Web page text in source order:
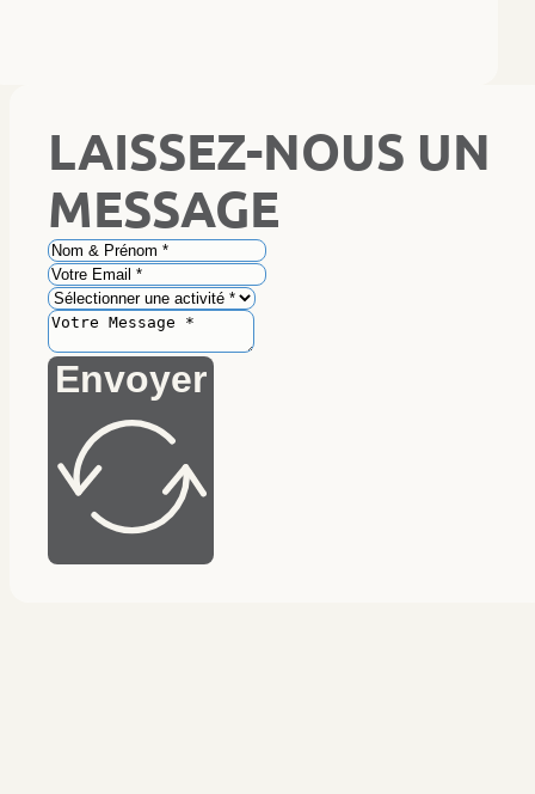
LAISSEZ-NOUS UN
MESSAGE
Envoyer